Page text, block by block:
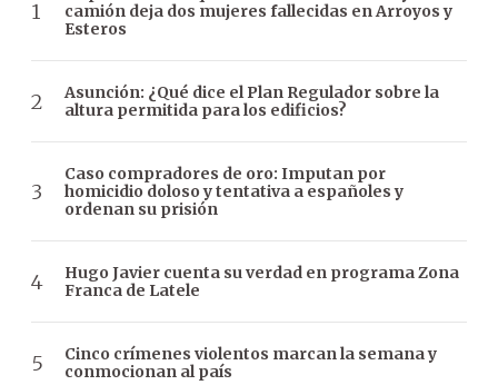
camión deja dos mujeres fallecidas en Arroyos y
Esteros
Asunción: ¿Qué dice el Plan Regulador sobre la
altura permitida para los edificios?
Caso compradores de oro: Imputan por
homicidio doloso y tentativa a españoles y
ordenan su prisión
Hugo Javier cuenta su verdad en programa Zona
Franca de Latele
Cinco crímenes violentos marcan la semana y
conmocionan al país